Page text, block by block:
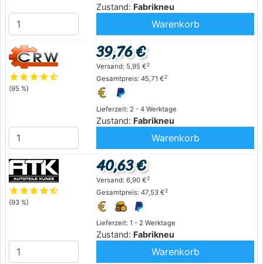
Zustand: Fabrikneu
Warenkorb
starstarstarstarstar_half
(95 %)
Lieferzeit: 2 - 4 Werktage
Zustand: Fabrikneu
39,76 €
Versand: 5,95 €2
Gesamtpreis: 45,71 €2
Warenkorb
starstarstarstarstar_half
(93 %)
Lieferzeit: 1 - 2 Werktage
Zustand: Fabrikneu
40,63 €
Versand: 6,90 €2
Gesamtpreis: 47,53 €2
Warenkorb